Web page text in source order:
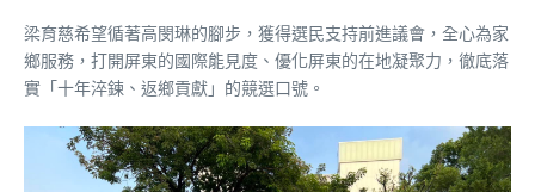
梁育慈希望循著高閔琳的腳步，獲得選民支持前進議會，全心為家
鄉服務，打開屏東的國際能見度、優化屏東的在地凝聚力，徹底落
實「十年淬鍊、返鄉貢獻」的競選口號。